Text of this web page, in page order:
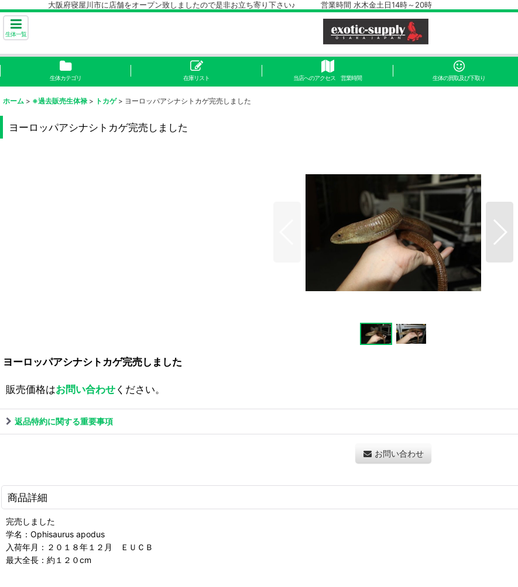
大阪府寝屋川市に店舗をオープン致しましたので是非お立ち寄り下さい♪ 営業時間 水木金土日14時～20時
生体一覧
生体カテゴリ 在庫リスト 当店へのアクセス 営業時間 生体の買取及び下取り
ホーム > ※過去販売生体禄 > トカゲ > ヨーロッパアシナシトカゲ完売しました
ヨーロッパアシナシトカゲ完売しました
ヨーロッパアシナシトカゲ完売しました
販売価格はお問い合わせください。
返品特約に関する重要事項
お問い合わせ
商品詳細
完売しました
学名：Ophisaurus apodus
入荷年月：２０１８年１２月 ＥＵＣＢ
最大全長：約１２０cm